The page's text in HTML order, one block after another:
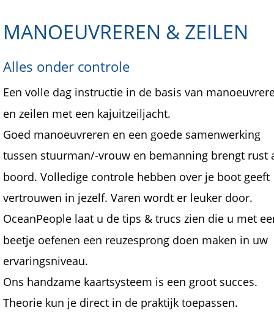
MANOEUVREREN & ZEILEN
Alles onder controle
Een volle dag instructie in de basis van
en zeilen met een kajuitzeiljacht.
Goed manoeuvreren en een goede samenwerking
tussen stuurman/-vrouw en bemanning brengt rust
boord. Volledige controle hebben over je boot geeft
vertrouwen in jezelf. Varen wordt er leuker door.
OceanPeople laat u de tips & trucs zien die u met
beetje oefenen een reuzesprong doen maken in uw
ervaringsniveau.
Ons handzame kaartsysteem is een groot succes.
Theorie kun je direct in de praktijk toepassen.